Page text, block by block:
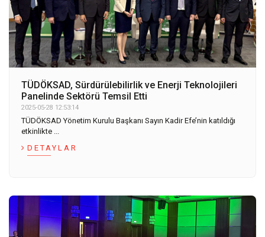
TÜDÖKSAD, Sürdürülebilirlik ve Enerji Teknolojileri
Panelinde Sektörü Temsil Etti
2025-05-28 12:53:14
TÜDÖKSAD Yönetim Kurulu Başkanı Sayın Kadir Efe’nin katıldığı
etkinlikte ...
DETAYLAR